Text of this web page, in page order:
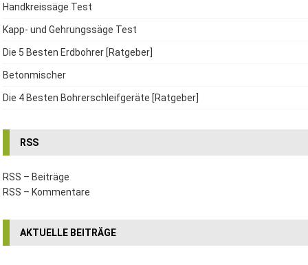
Handkreissäge Test
Kapp- und Gehrungssäge Test
Die 5 Besten Erdbohrer [Ratgeber]
Betonmischer
Die 4 Besten Bohrerschleifgeräte [Ratgeber]
RSS
RSS – Beiträge
RSS – Kommentare
AKTUELLE BEITRÄGE